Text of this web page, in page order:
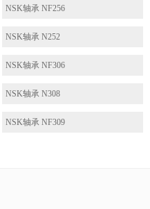
NSK轴承 NF256
NSK轴承 N252
NSK轴承 NF306
NSK轴承 N308
NSK轴承 NF309